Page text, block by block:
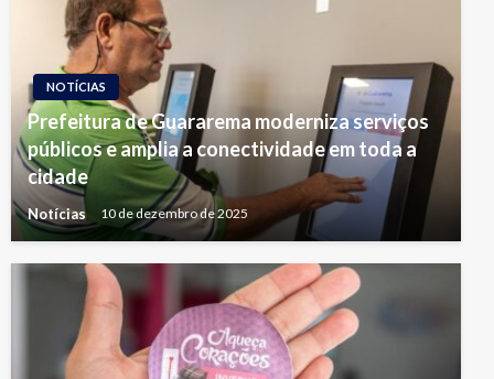
NOTÍCIAS
Prefeitura de Guararema moderniza serviços
públicos e amplia a conectividade em toda a
cidade
Notícias 10 de dezembro de 2025